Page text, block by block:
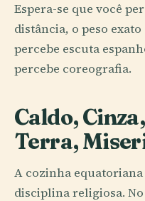
Espera-se que você
distância, o peso exato
percebe escuta
percebe coreografia.
Caldo,
Terra,
A cozinha
disciplina religiosa.